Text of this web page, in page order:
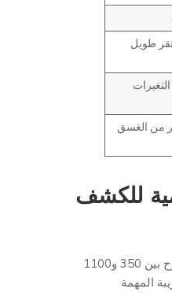
طويل
من الغسق
للكشف
يلتقط الضوء عبر نطاق طيفي واسع يتراوح بين 350 و1100
المهمة